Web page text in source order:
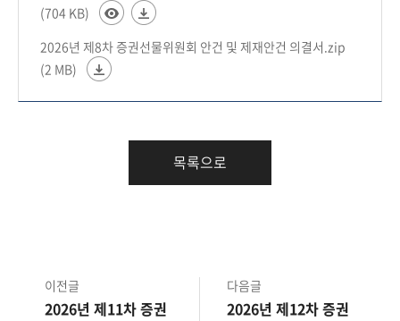
(704 KB)
2026년 제8차 증권선물위원회 안건 및 제재안건 의결서.zip
(2 MB)
목록으로
이전글
2026년 제11차 증권
다음글
2026년 제12차 증권